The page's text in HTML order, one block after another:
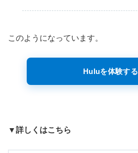
このようになっています。
Huluを体験する
▼詳しくはこちら